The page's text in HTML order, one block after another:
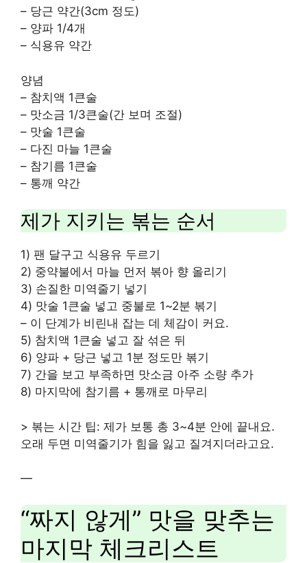
– 당근 약간(3cm 정도)
– 양파 1/4개
– 식용유 약간
양념
– 참치액 1큰술
– 맛소금 1/3큰술(간 보며 조절)
– 맛술 1큰술
– 다진 마늘 1큰술
– 참기름 1큰술
– 통깨 약간
제가 지키는 볶는 순서
1) 팬 달구고 식용유 두르기
2) 중약불에서 마늘 먼저 볶아 향 올리기
3) 손질한 미역줄기 넣기
4) 맛술 1큰술 넣고 중불로 1~2분 볶기
– 이 단계가 비린내 잡는 데 체감이 커요.
5) 참치액 1큰술 넣고 잘 섞은 뒤
6) 양파 + 당근 넣고 1분 정도만 볶기
7) 간을 보고 부족하면 맛소금 아주 소량 추가
8) 마지막에 참기름 + 통깨로 마무리
> 볶는 시간 팁: 제가 보통 총 3~4분 안에 끝내요.
오래 두면 미역줄기가 힘을 잃고 질겨지더라고요.
—
“짜지 않게” 맛을 맞추는
마지막 체크리스트